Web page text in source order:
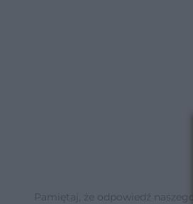
Pamiętaj, że odpowiedź